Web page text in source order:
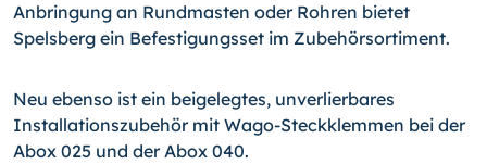
Anbringung an Rundmasten oder Rohren bietet
Spelsberg ein Befestigungsset im Zubehörsortiment.
Neu ebenso ist ein beigelegtes, unverlierbares
Installationszubehör mit Wago-Steckklemmen bei der
Abox 025 und der Abox 040.